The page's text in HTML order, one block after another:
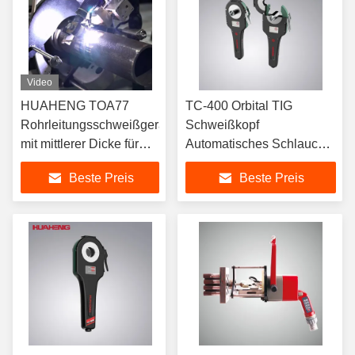
Video
HUAHENG TOA77
Rohrleitungsschweißgeräte
mit mittlerer Dicke für
das Schweißen von
Rohr zu RohrBeste Preis
TC-400 Orbital TIG
Schweißkopf
Automatisches Schlauch-
zu-Schlauch-Orbital-
Schweißsystem.
Beste Preis